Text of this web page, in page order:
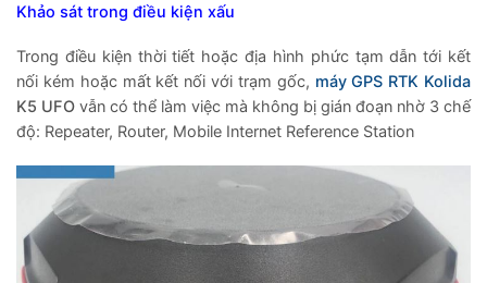
Khảo sát trong điều kiện xấu
Trong điều kiện thời tiết hoặc địa hình phức tạm dẫn tới kết
nối kém hoặc mất kết nối với trạm gốc, máy GPS RTK Kolida
K5 UFO vẫn có thể làm việc mà không bị gián đoạn nhờ 3 chế
độ: Repeater, Router, Mobile Internet Reference Station